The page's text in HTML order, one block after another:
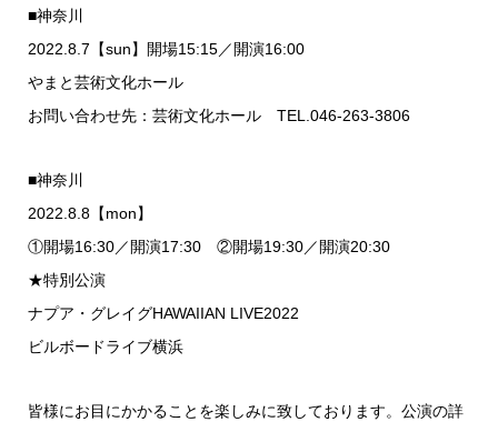
■神奈川
2022.8.7【sun】開場15:15／開演16:00
やまと芸術文化ホール
お問い合わせ先：芸術文化ホール TEL.046-263-3806
■神奈川
2022.8.8【mon】
①開場16:30／開演17:30 ②開場19:30／開演20:30
★特別公演
ナプア・グレイグHAWAIIAN LIVE2022
ビルボードライブ横浜
皆様にお目にかかることを楽しみに致しております。公演の詳